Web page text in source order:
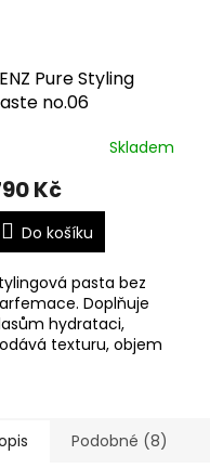
Pure Styling
no.06
Skladem
Kč
Do košíku
pasta bez
Doplňuje
hydrataci,
texturu, objem
Podobné (8)